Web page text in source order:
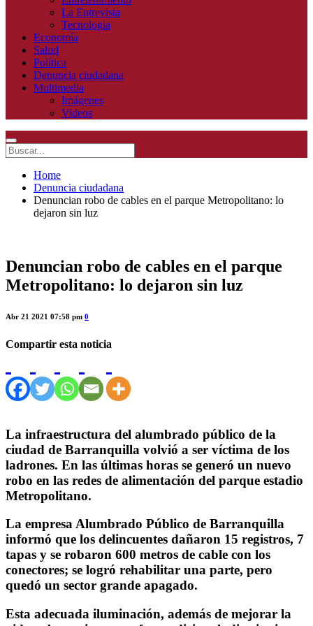
La Entrevista
Tecnologia
Economía
Salud
Política
Denuncia ciudadana
Multimedia
Imágenes
Videos
Home
Denuncia ciudadana
Denuncian robo de cables en el parque Metropolitano: lo
dejaron sin luz
Denuncian robo de cables en el parque
Metropolitano: lo dejaron sin luz
Abr 21 2021 07:58 pm 0
Compartir esta noticia
La infraestructura del alumbrado público de la
ciudad de Barranquilla volvió a ser víctima de los
ladrones. En las últimas horas se generó un nuevo
robo en las redes de alimentación del parque estadio
Metropolitano.
La empresa Alumbrado Público de Barranquilla
informó que los delincuentes dañaron 15 registros, 7
tapas y se robaron 600 metros de cable con los
conectores; se logró rehabilitar una parte, pero
quedó un sector grande apagado.
Esta adecuada iluminación, además de mejorar la